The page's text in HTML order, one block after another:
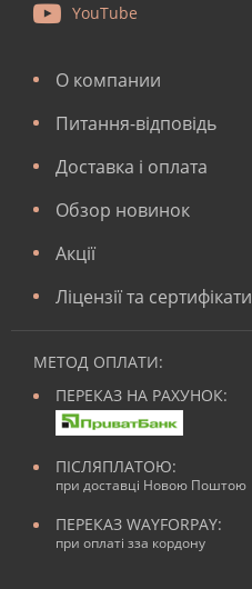
YouTube
О компании
Питання-відповідь
Доставка і оплата
Обзор новинок
Акції
Ліцензії та сертифікати
МЕТОД ОПЛАТИ:
ПЕРЕКАЗ НА РАХУНОК:
ПІСЛЯПЛАТОЮ:
при доставці Новою Поштою
ПЕРЕКАЗ WAYFORPAY:
при оплаті зза кордону